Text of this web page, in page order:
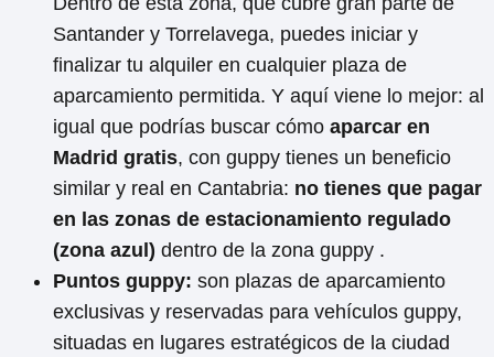
Santander y Torrelavega, puedes iniciar y
finalizar tu alquiler en cualquier plaza de
aparcamiento permitida. Y aquí viene lo mejor: al
igual que podrías buscar cómo aparcar en
Madrid gratis, con guppy tienes un beneficio
similar y real en Cantabria: no tienes que pagar
en las zonas de estacionamiento regulado
(zona azul) dentro de la zona guppy .
Puntos guppy: son plazas de aparcamiento
exclusivas y reservadas para vehículos guppy,
situadas en lugares estratégicos de la ciudad